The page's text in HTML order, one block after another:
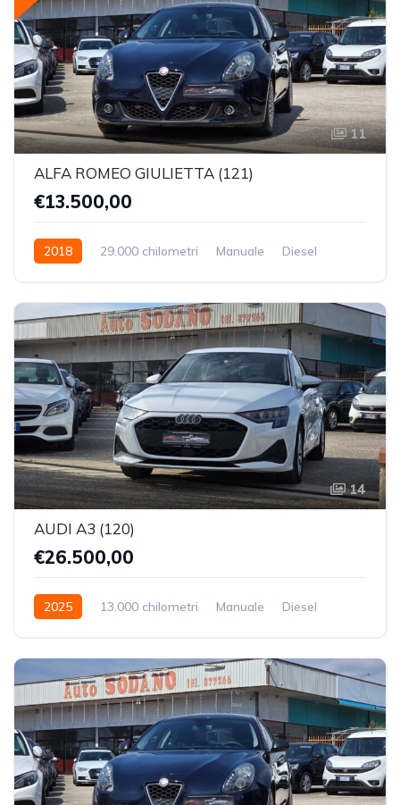
11
ALFA ROMEO GIULIETTA (121)
€13.500,00
2018 29.000 chilometri Manuale
Diesel
14
AUDI A3 (120)
€26.500,00
2025 13.000 chilometri Manuale
Diesel